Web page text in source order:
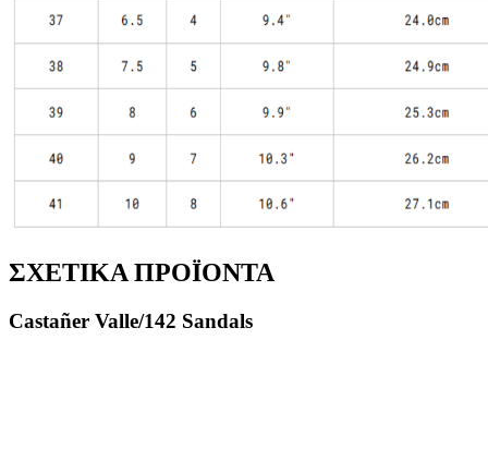
ΣΧΕΤΙΚΑ ΠΡΟΪΟΝΤΑ
Castañer Valle/142 Sandals